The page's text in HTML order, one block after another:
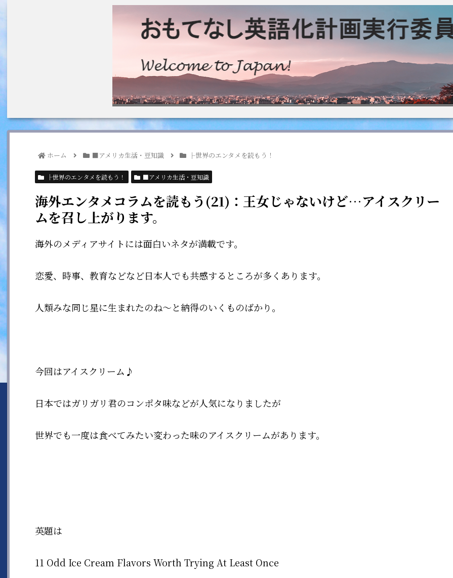
ホーム ■アメリカ生活・豆知識 ├世界のエンタメを読もう！
├世界のエンタメを読もう！ ■アメリカ生活・豆知識
海外エンタメコラムを読もう(21)：王女じゃないけど…アイスクリー
ムを召し上がります。
海外のメディアサイトには面白いネタが満載です。
恋愛、時事、教育などなど日本人でも共感するところが多くあります。
人類みな同じ星に生まれたのね〜と納得のいくものばかり。
今回はアイスクリーム♪
日本ではガリガリ君のコンポタ味などが人気になりましたが
世界でも一度は食べてみたい変わった味のアイスクリームがあります。
英題は
11 Odd Ice Cream Flavors Worth Trying At Least Once